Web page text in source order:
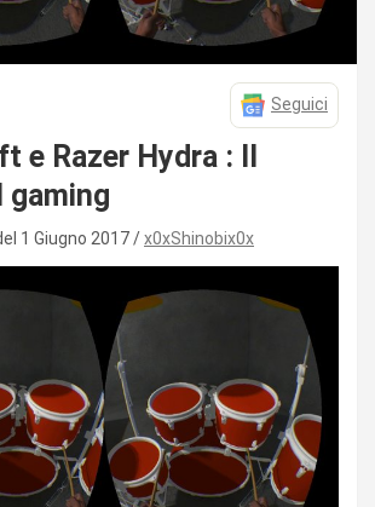
Seguici
e Razer Hydra : Il
1 Giugno 2017 x0xShinobix0x